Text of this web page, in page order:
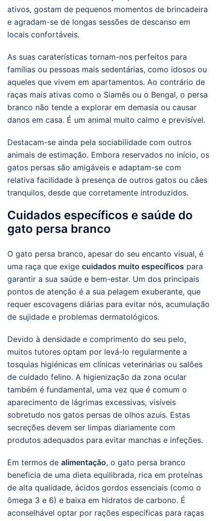
ativos, gostam de pequenos momentos de brincadeira
e agradam-se de longas sessões de descanso em
locais confortáveis.
As suas caraterísticas tornam-nos perfeitos para
famílias ou pessoas mais sedentárias, como idosos ou
aqueles que vivem em apartamentos. Ao contrário de
raças mais ativas como o Siamês ou o Bengal, o persa
branco não tende a explorar em demasia ou causar
danos em casa. É um animal muito calmo e previsível.
Destacam-se ainda pela sociabilidade com outros
animais de estimação. Embora reservados no início, os
gatos persas são amigáveis e adaptam-se com
relativa facilidade à presença de outros gatos ou cães
tranquilos, desde que corretamente introduzidos.
Cuidados específicos e saúde do
gato persa branco
O gato persa branco, apesar do seu encanto visual, é
uma raça que exige cuidados muito específicos para
garantir a sua saúde e bem-estar. Um dos principais
pontos de atenção é a sua pelagem exuberante, que
requer escovagens diárias para evitar nós, acumulação
de sujidade e problemas dermatológicos.
Devido à densidade e comprimento do seu pelo,
muitos tutores optam por levá-lo regularmente a
tosquias higiénicas em clínicas veterinárias ou salões
de cuidado felino. A higienização da zona ocular
também é fundamental, uma vez que é comum o
aparecimento de lágrimas excessivas, visíveis
sobretudo nos gatos persas de olhos azuis. Estas
secreções devem ser limpas diariamente com
produtos adequados para evitar manchas e infeções.
Em termos de alimentação, o gato persa branco
beneficia de uma dieta equilibrada, rica em proteínas
de alta qualidade, ácidos gordos essenciais (como o
ômega 3 e 6) e baixa em hidratos de carbono. É
aconselhável optar por rações específicas para raças